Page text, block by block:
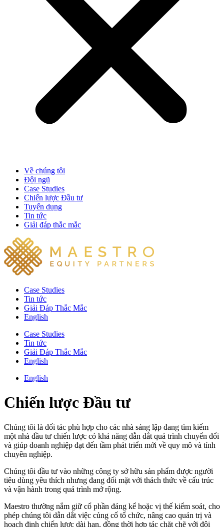
Về chúng tôi
Đội ngũ
Case Studies
Chiến lược Đầu tư
Tuyển dụng
Tin tức
Giải đáp thắc mắc
Case Studies
Tin tức
Giải Đáp Thắc Mắc​
English
Case Studies
Tin tức
Giải Đáp Thắc Mắc​
English
English
Chiến lược Đầu tư
Chúng tôi là đối tác phù hợp cho các nhà sáng lập đang tìm kiếm
một nhà đầu tư chiến lược có khả năng dẫn dắt quá trình chuyển đổi
và giúp doanh nghiệp đạt đến tầm phát triển mới về quy mô và tính
chuyên nghiệp.
Chúng tôi đầu tư vào những công ty sở hữu sản phẩm được người
tiêu dùng yêu thích nhưng đang đối mặt với thách thức về cấu trúc
và vận hành trong quá trình mở rộng.
Maestro thường nắm giữ cổ phần đáng kể hoặc vị thế kiểm soát, cho
phép chúng tôi dẫn dắt việc củng cố tổ chức, nâng cao quản trị và
hoạch định chiến lược dài hạn, đồng thời hợp tác chặt chẽ với đội